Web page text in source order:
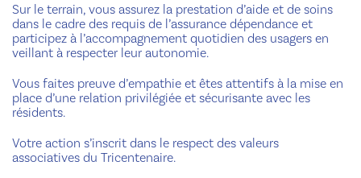
Sur le terrain, vous assurez la prestation d’aide et de soins
dans le cadre des requis de l’assurance dépendance et
participez à l’accompagnement quotidien des usagers en
veillant à respecter leur autonomie.
Vous faites preuve d’empathie et êtes attentifs à la mise en
place d’une relation privilégiée et sécurisante avec les
résidents.
Votre action s’inscrit dans le respect des valeurs
associatives du Tricentenaire.